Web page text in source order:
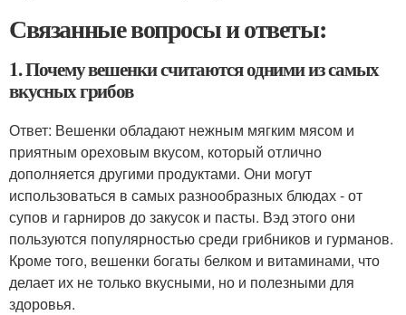
Связанные вопросы и ответы:
1. Почему вешенки считаются одними из самых
вкусных грибов
Ответ: Вешенки обладают нежным мягким мясом и
приятным ореховым вкусом, который отлично
дополняется другими продуктами. Они могут
использоваться в самых разнообразных блюдах - от
супов и гарниров до закусок и пасты. Вэд этого они
пользуются популярностью среди грибников и гурманов.
Кроме того, вешенки богаты белком и витаминами, что
делает их не только вкусными, но и полезными для
здоровья.